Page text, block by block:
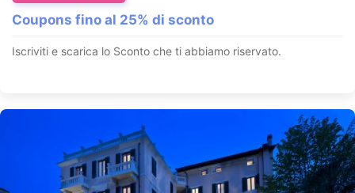
Coupons fino al 25% di sconto
Iscriviti e scarica lo Sconto che ti abbiamo riservato.